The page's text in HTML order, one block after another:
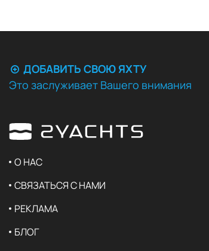
ДОБАВИТЬ СВОЮ ЯХТУ
Это заслуживает Вашего внимания
О НАС
СВЯЗАТЬСЯ С НАМИ
РЕКЛАМА
БЛОГ